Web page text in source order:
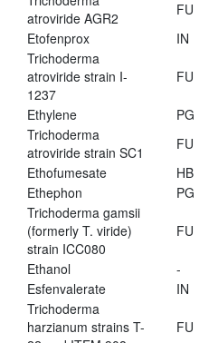
atroviride AGR2
FU
Etofenprox
IN
Trichoderma
atroviride strain I-
1237
FU
Ethylene PG
Trichoderma
atroviride strain SC1
FU
Ethofumesate
HB
Ethephon
PG
Trichoderma gamsii
(formerly T. viride)
strain ICC080
FU
Ethanol -
Esfenvalerate
IN
Trichoderma
harzianum strains T-
FU